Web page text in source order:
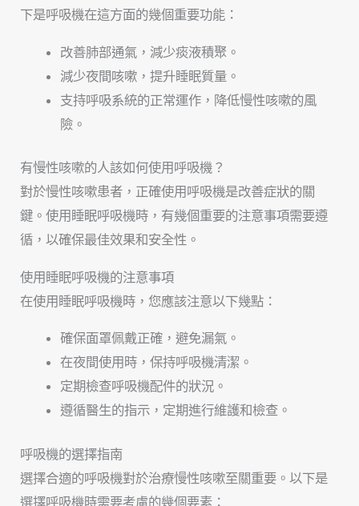
下是呼吸機在這方面的幾個重要功能：
改善肺部通氣，減少痰液積聚。
減少夜間咳嗽，提升睡眠質量。
支持呼吸系統的正常運作，降低慢性咳嗽的風
險。
有慢性咳嗽的人該如何使用呼吸機？
對於慢性咳嗽患者，正確使用呼吸機是改善症狀的關
鍵。使用睡眠呼吸機時，有幾個重要的注意事項需要遵
循，以確保最佳效果和安全性。
使用睡眠呼吸機的注意事項
在使用睡眠呼吸機時，您應該注意以下幾點：
確保面罩佩戴正確，避免漏氣。
在夜間使用時，保持呼吸機清潔。
定期檢查呼吸機配件的狀況。
遵循醫生的指示，定期進行維護和檢查。
呼吸機的選擇指南
選擇合適的呼吸機對於治療慢性咳嗽至關重要。以下是
選擇呼吸機時需要考慮的幾個要素：